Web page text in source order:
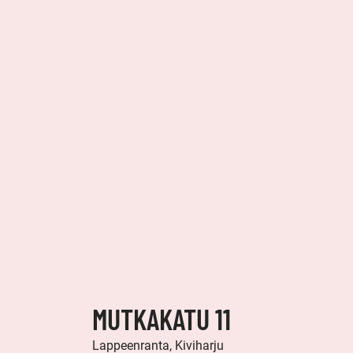
MUTKAKATU 11
Lappeenranta, Kiviharju